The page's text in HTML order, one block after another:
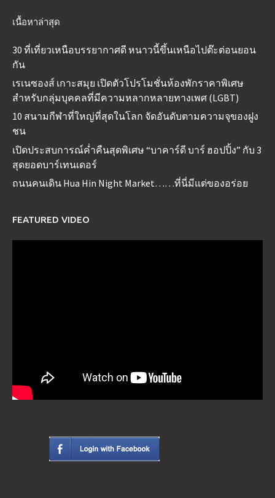
เนื้อหาล่าสุด
30 ที่เที่ยวเหนือบรรยากาศดี หนาวนี้ขึ้นเหนือไปต๊ะต่อนยอน
กัน
เรเนซองส์ เกาะสมุย เปิดตัวโปรโมชั่นห้องพักราคาพิเศษ
สำหรับกลุ่มบุคคลที่มีความหลากหลายทางเพศ (LGBT)
10 สนามกีฬาที่ใหญ่ที่สุดในโลก จัดอันดับตามความจุของฝูง
ชน
เปิดประสบการณ์ค่ำคืนสุดพิเศษ “บาคาร์ดี บาร์ ฮอปปิ้ง” กับ 3
สุดยอดบาร์เทนเดอร์
ถนนคนเดิน Hua Hin Night Market……ที่นี่มีแต่ของอร่อย
FEATURED VIDEO